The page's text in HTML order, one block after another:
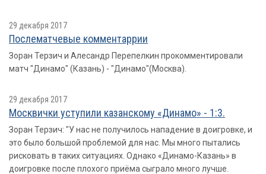
29 декабря 2017
Послематчевые комментаррии
Зоран Терзич и Алесандр Перепелкин прокомментировали
матч "Динамо" (Казань) - "Динамо"(Москва).
29 декабря 2017
Москвички уступили казанскому «Динамо» - 1:3.
Зоран Терзич: "У нас не получилось нападение в доигровке, и
это было большой проблемой для нас. Мы много пытались
рисковать в таких ситуациях. Однако «Динамо-Казань» в
доигровке после плохого приёма сыграло много лучше.